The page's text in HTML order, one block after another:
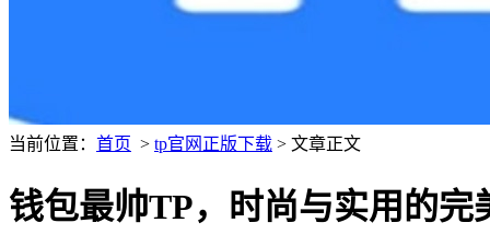
当前位置： 首页 > tp官网正版下载 > 文章正文
钱包最帅TP，时尚与实用的完